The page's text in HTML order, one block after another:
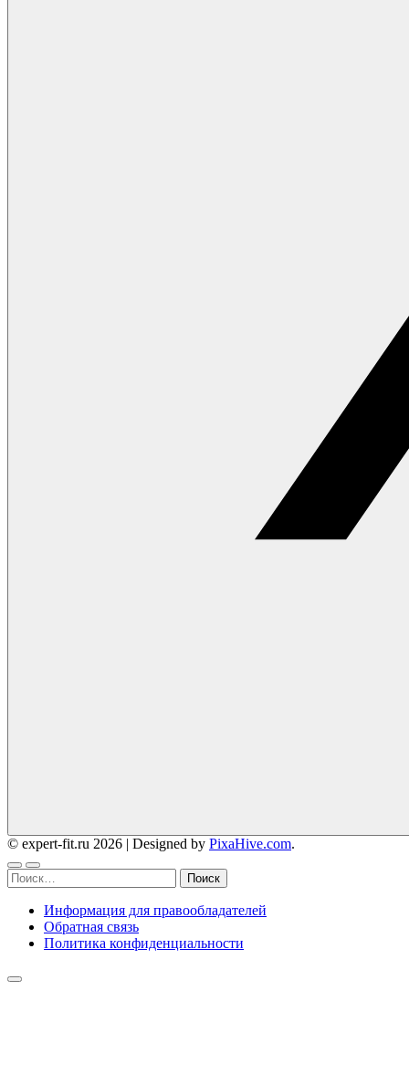
© expert-fit.ru 2026 | Designed by PixaHive.com.
Найти:
Информация для правообладателей
Обратная связь
Политика конфиденциальности